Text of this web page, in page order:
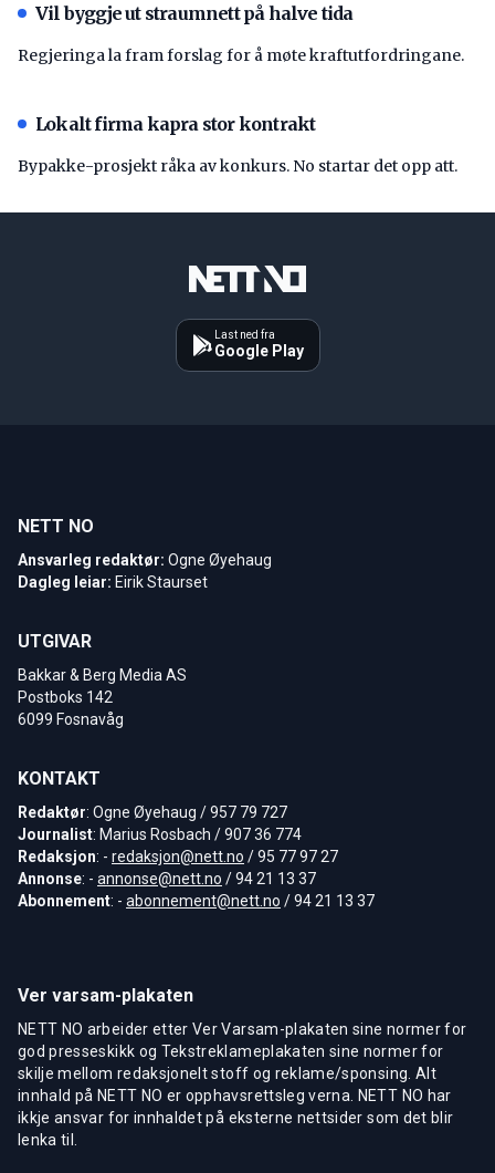
Vil byggje ut straumnett på halve tida
Regjeringa la fram forslag for å møte kraftutfordringane.
Lokalt firma kapra stor kontrakt
Bypakke-prosjekt råka av konkurs. No startar det opp att.
Last ned fra
Google Play
NETT NO
Ansvarleg redaktør: Ogne Øyehaug
Dagleg leiar: Eirik Staurset
UTGIVAR
Bakkar & Berg Media AS
Postboks 142
6099 Fosnavåg
KONTAKT
Redaktør: Ogne Øyehaug / 957 79 727
Journalist: Marius Rosbach / 907 36 774
Redaksjon: - redaksjon@nett.no / 95 77 97 27
Annonse: - annonse@nett.no / 94 21 13 37
Abonnement: - abonnement@nett.no / 94 21 13 37
Ver varsam-plakaten
NETT NO arbeider etter Ver Varsam-plakaten sine normer for
god presseskikk og Tekstreklameplakaten sine normer for
skilje mellom redaksjonelt stoff og reklame/sponsing. Alt
innhald på NETT NO er opphavsrettsleg verna. NETT NO har
ikkje ansvar for innhaldet på eksterne nettsider som det blir
lenka til.